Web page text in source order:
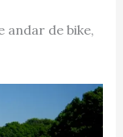
andar de bike,